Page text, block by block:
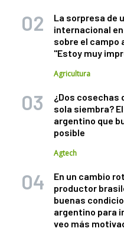
La sorpresa de
internacional
sobre el campo
"Estoy muy
Agricultura
¿Dos cosechas
sola siembra?
argentino que
posible
Agtech
En un cambio
productor
buenas
argentino para
veo más